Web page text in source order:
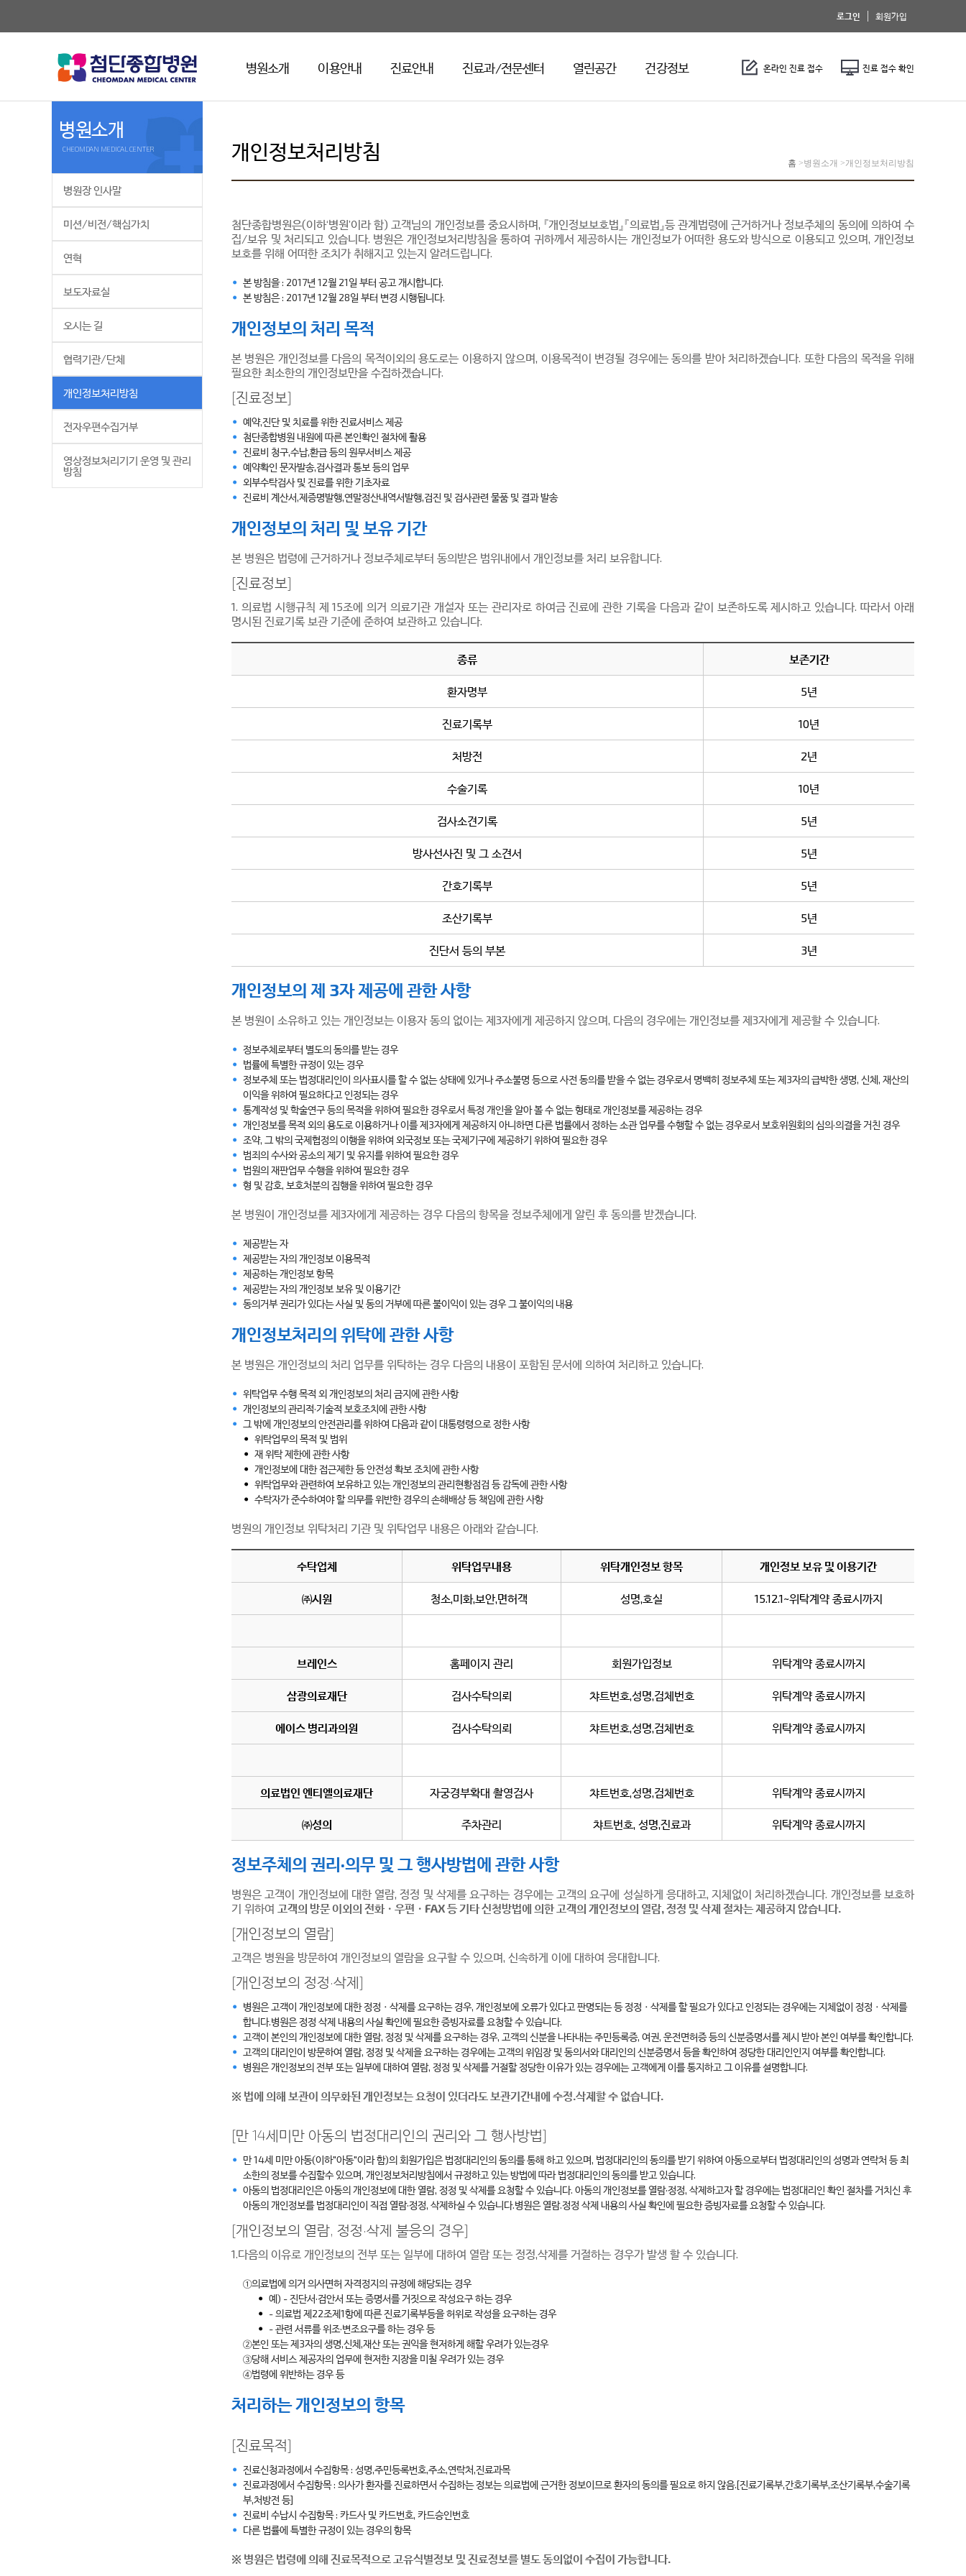
로그인 회원가입
병원소개 이용안내 진료안내 진료과/전문센터 열린공간 건강정보 온라인 진료 접수 진료 접수 확인
병원소개
CHEOMDAN MEDICAL CENTER
병원장 인사말
미션/비전/핵심가치
연혁
보도자료실
오시는 길
협력기관/단체
개인정보처리방침
전자우편수집거부
영상정보처리기기 운영 및 관리
방침
홈 >병원소개 >개인정보처리방침
개인정보처리방침
첨단종합병원은(이하‘병원’이라 함) 고객님의 개인정보를 중요시하며, 『개인정보보호법』『의료법』등 관계법령에 근거하거나 정보주체의 동의에 의하여 수
집/보유 및 처리되고 있습니다. 병원은 개인정보처리방침을 통하여 귀하께서 제공하시는 개인정보가 어떠한 용도와 방식으로 이용되고 있으며, 개인정보
보호를 위해 어떠한 조치가 취해지고 있는지 알려드립니다.
본 방침을 : 2017년 12월 21일 부터 공고 개시합니다.
본 방침은 : 2017년 12월 28일 부터 변경 시행됩니다.
개인정보의 처리 목적
본 병원은 개인정보를 다음의 목적이외의 용도로는 이용하지 않으며, 이용목적이 변경될 경우에는 동의를 받아 처리하겠습니다. 또한 다음의 목적을 위해
필요한 최소한의 개인정보만을 수집하겠습니다.
[진료정보]
예약,진단 및 치료를 위한 진료서비스 제공
첨단종합병원 내원에 따른 본인확인 절차에 활용
진료비 청구,수납,환급 등의 원무서비스 제공
예약확인 문자발송,검사결과 통보 등의 업무
외부수탁검사 및 진료를 위한 기초자료
진료비 계산서,제증명발행,연말정산내역서발행,검진 및 검사관련 물품 및 결과 발송
개인정보의 처리 및 보유 기간
본 병원은 법령에 근거하거나 정보주체로부터 동의받은 범위내에서 개인정보를 처리 보유합니다.
[진료정보]
1. 의료법 시행규칙 제 15조에 의거 의료기관 개설자 또는 관리자로 하여금 진료에 관한 기록을 다음과 같이 보존하도록 제시하고 있습니다. 따라서 아래
명시된 진료기록 보관 기준에 준하여 보관하고 있습니다.
종류 보존기간
환자명부 5년
진료기록부 10년
처방전 2년
수술기록 10년
검사소견기록 5년
방사선사진 및 그 소견서 5년
간호기록부 5년
조산기록부 5년
진단서 등의 부본 3년
개인정보의 제 3자 제공에 관한 사항
본 병원이 소유하고 있는 개인정보는 이용자 동의 없이는 제3자에게 제공하지 않으며, 다음의 경우에는 개인정보를 제3자에게 제공할 수 있습니다.
정보주체로부터 별도의 동의를 받는 경우
법률에 특별한 규정이 있는 경우
정보주체 또는 법정대리인이 의사표시를 할 수 없는 상태에 있거나 주소불명 등으로 사전 동의를 받을 수 없는 경우로서 명백히 정보주체 또는 제3자의 급박한 생명, 신체, 재산의
이익을 위하여 필요하다고 인정되는 경우
통계작성 및 학술연구 등의 목적을 위하여 필요한 경우로서 특정 개인을 알아 볼 수 없는 형태로 개인정보를 제공하는 경우
개인정보를 목적 외의 용도로 이용하거나 이를 제3자에게 제공하지 아니하면 다른 법률에서 정하는 소관 업무를 수행할 수 없는 경우로서 보호위원회의 심의·의결을 거친 경우
조약, 그 밖의 국제협정의 이행을 위하여 외국정보 또는 국제기구에 제공하기 위하여 필요한 경우
범죄의 수사와 공소의 제기 및 유지를 위하여 필요한 경우
법원의 재판업무 수행을 위하여 필요한 경우
형 및 감호, 보호처분의 집행을 위하여 필요한 경우
본 병원이 개인정보를 제3자에게 제공하는 경우 다음의 항목을 정보주체에게 알린 후 동의를 받겠습니다.
제공받는 자
제공받는 자의 개인정보 이용목적
제공하는 개인정보 항목
제공받는 자의 개인정보 보유 및 이용기간
동의거부 권리가 있다는 사실 및 동의 거부에 따른 불이익이 있는 경우 그 불이익의 내용
개인정보처리의 위탁에 관한 사항
본 병원은 개인정보의 처리 업무를 위탁하는 경우 다음의 내용이 포함된 문서에 의하여 처리하고 있습니다.
위탁업무 수행 목적 외 개인정보의 처리 금지에 관한 사항
개인정보의 관리적·기술적 보호조치에 관한 사항
그 밖에 개인정보의 안전관리를 위하여 다음과 같이 대통령령으로 정한 사항
위탁업무의 목적 및 범위
재 위탁 제한에 관한 사항
개인정보에 대한 접근제한 등 안전성 확보 조치에 관한 사항
위탁업무와 관련하여 보유하고 있는 개인정보의 관리현황점검 등 감독에 관한 사항
수탁자가 준수하여야 할 의무를 위반한 경우의 손해배상 등 책임에 관한 사항
병원의 개인정보 위탁처리 기관 및 위탁업무 내용은 아래와 같습니다.
수탁업체 위탁업무내용 위탁개인정보 항목 개인정보 보유 및 이용기간
㈜시원 청소,미화,보안,면허객 성명,호실 15.12.1~위탁계약 종료시까지
브레인스 홈페이지 관리 회원가입정보 위탁계약 종료시까지
삼광의료재단 검사수탁의뢰 챠트번호,성명,검체번호 위탁계약 종료시까지
에이스 병리과의원 검사수탁의뢰 챠트번호,성명,검체번호 위탁계약 종료시까지
의료법인 엔티엘의료재단 자궁경부확대 촬영검사 챠트번호,성명,검체번호 위탁계약 종료시까지
㈜성의 주차관리 챠트번호, 성명,진료과 위탁계약 종료시까지
정보주체의 권리·의무 및 그 행사방법에 관한 사항
병원은 고객이 개인정보에 대한 열람, 정정 및 삭제를 요구하는 경우에는 고객의 요구에 성실하게 응대하고, 지체없이 처리하겠습니다. 개인정보를 보호하
기 위하여 고객의 방문 이외의 전화ㆍ우편ㆍFAX 등 기타 신청방법에 의한 고객의 개인정보의 열람, 정정 및 삭제 절차는 제공하지 않습니다.
[개인정보의 열람]
고객은 병원을 방문하여 개인정보의 열람을 요구할 수 있으며, 신속하게 이에 대하여 응대합니다.
[개인정보의 정정·삭제]
병원은 고객이 개인정보에 대한 정정ㆍ삭제를 요구하는 경우, 개인정보에 오류가 있다고 판명되는 등 정정ㆍ삭제를 할 필요가 있다고 인정되는 경우에는 지체없이 정정ㆍ삭제를
합니다.병원은 정정 삭제 내용의 사실 확인에 필요한 증빙자료를 요청할 수 있습니다.
고객이 본인의 개인정보에 대한 열람, 정정 및 삭제를 요구하는 경우, 고객의 신분을 나타내는 주민등록증, 여권, 운전면허증 등의 신분증명서를 제시 받아 본인 여부를 확인합니다.
고객의 대리인이 방문하여 열람, 정정 및 삭제을 요구하는 경우에는 고객의 위임장 및 동의서와 대리인의 신분증명서 등을 확인하여 정당한 대리인인지 여부를 확인합니다.
병원은 개인정보의 전부 또는 일부에 대하여 열람, 정정 및 삭제를 거절할 정당한 이유가 있는 경우에는 고객에게 이를 통지하고 그 이유를 설명합니다.
※ 법에 의해 보관이 의무화된 개인정보는 요청이 있더라도 보관기간내에 수정.삭제할 수 없습니다.
[만 14세미만 아동의 법정대리인의 권리와 그 행사방법]
만 14세 미만 아동(이하"아동"이라 함)의 회원가입은 법정대리인의 동의를 통해 하고 있으며, 법정대리인의 동의를 받기 위하여 아동으로부터 법정대리인의 성명과 연락처 등 최
소한의 정보를 수집할수 있으며, 개인정보처리방침에서 규정하고 있는 방법에 따라 법정대리인의 동의를 받고 있습니다.
아동의 법정대리인은 아동의 개인정보에 대한 열람, 정정 및 삭제를 요청할 수 있습니다. 아동의 개인정보를 열람·정정, 삭제하고자 할 경우에는 법정대리인 확인 절차를 거치신 후
아동의 개인정보를 법정대리인이 직접 열람·정정, 삭제하실 수 있습니다.병원은 열람.정정 삭제 내용의 사실 확인에 필요한 증빙자료를 요청할 수 있습니다.
[개인정보의 열람, 정정·삭제 불응의 경우]
1.다음의 이유로 개인정보의 전부 또는 일부에 대하여 열람 또는 정정,삭제를 거절하는 경우가 발생 할 수 있습니다.
①의료법에 의거 의사면허 자격정지의 규정에 해당되는 경우
예) - 진단서·검안서 또는 증명서를 거짓으로 작성요구 하는 경우
- 의료법 제22조제1항에 따른 진료기록부등을 허위로 작성을 요구하는 경우
- 관련 서류를 위조·변조요구를 하는 경우 등
②본인 또는 제3자의 생명,신체,재산 또는 권익을 현저하게 해할 우려가 있는경우
③당해 서비스 제공자의 업무에 현저한 지장을 미칠 우려가 있는 경우
④법령에 위반하는 경우 등
처리하는 개인정보의 항목
[진료목적]
진료신청과정에서 수집항목 : 성명,주민등록번호,주소,연락처,진료과목
진료과정에서 수집항목 : 의사가 환자를 진료하면서 수집하는 정보는 의료법에 근거한 정보이므로 환자의 동의를 필요로 하지 않음.[진료기록부,간호기록부,조산기록부,수술기록
부,처방전 등]
진료비 수납시 수집항목 : 카드사 및 카드번호, 카드승인번호
다른 법률에 특별한 규정이 있는 경우의 항목
※ 병원은 법령에 의해 진료목적으로 고유식별정보 및 진료정보를 별도 동의없이 수집이 가능합니다.